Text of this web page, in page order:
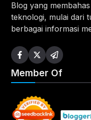
Blog yang
teknologi, mulai dari
berbagai informasi
Member Of